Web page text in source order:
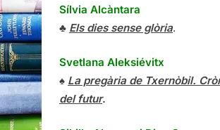
Sílvia Alcàntara
♣ Els dies sense glòria.
Svetlana Aleksiévitx
♠ La pregària de Txernòbil.
del futur.